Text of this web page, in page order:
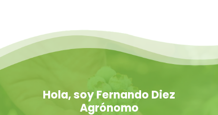
Hola, soy Fernando Diez
Agrónomo